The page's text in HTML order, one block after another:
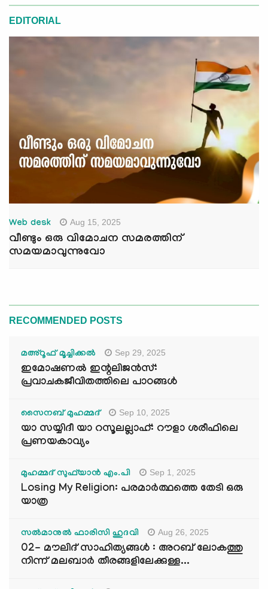
EDITORIAL
Web desk Aug 15, 2025
വീണ്ടും ഒരു വിമോചന സമരത്തിന്
സമയമാവുന്നുവോ
RECOMMENDED POSTS
മഅ്റൂഫ് മൂച്ചിക്കല്‍ Sep 29, 2025
ഇമോഷണൽ ഇന്റലിജൻസ്:
പ്രവാചകജീവിതത്തിലെ പാഠങ്ങൾ
സൈനബ് മുഹമ്മദ് Sep 10, 2025
യാ സയ്യിദീ യാ റസൂലല്ലാഹ്: റൗളാ ശരീഫിലെ
പ്രണയകാവ്യം
മുഹമ്മദ് സുഫ്‌യാൻ എം.പി Sep 1, 2025
Losing My Religion: പരമാർത്ഥത്തെ തേടി ഒരു
യാത്ര
സൽമാനുൽ ഫാരിസി ഹുദവി Aug 26, 2025
02- മൗലിദ് സാഹിത്യങ്ങൾ : അറബ് ലോകത്തു
നിന്ന് മലബാർ തീരങ്ങളിലേക്കുള്ള...